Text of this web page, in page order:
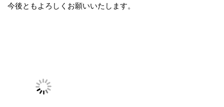
今後ともよろしくお願いいたします。